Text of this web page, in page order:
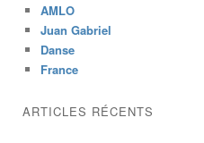
AMLO
Juan Gabriel
Danse
France
ARTICLES RÉCENTS